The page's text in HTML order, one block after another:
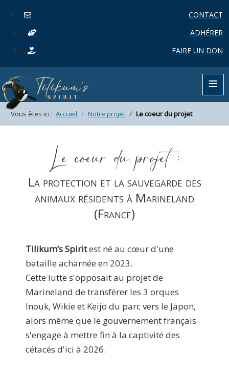
CONTACT
ADHÉRER
FAIRE UN DON
≡
Vous êtes ici : Accueil Notre projet Le coeur du projet
Le coeur du projet :
La protection et la sauvegarde des
animaux résidents à Marineland
(France)
Tilikum’s Spiritest né au cœur d'une
bataille acharnée en 2023.
Cette lutte s'opposait au projet de
Marineland de transférer les 3 orques
Inouk, Wikie et Keijo du parc vers le Japon,
alors même que le gouvernement français
s'engage à mettre fin à la captivité des
cétacés d'ici à 2026.